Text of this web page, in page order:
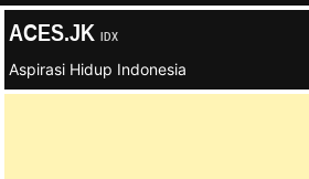
ACES.JK IDX
Aspirasi Hidup Indonesia